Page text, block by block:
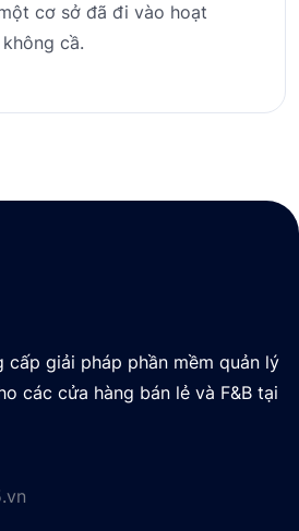
cơ sở đã đi vào hoạt
cầ.
cấp giải pháp phần mềm quản lý
các cửa hàng bán lẻ và F&B tại